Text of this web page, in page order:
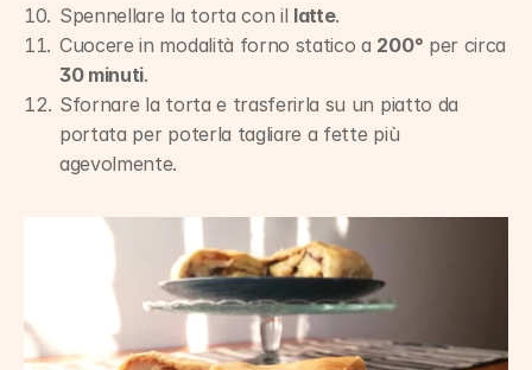
Spennellare la torta con il latte.
Cuocere in modalità forno statico a 200°
30 minuti.
Sfornare la torta e trasferirla su un piatto da
portata per poterla tagliare a fette più
agevolmente.